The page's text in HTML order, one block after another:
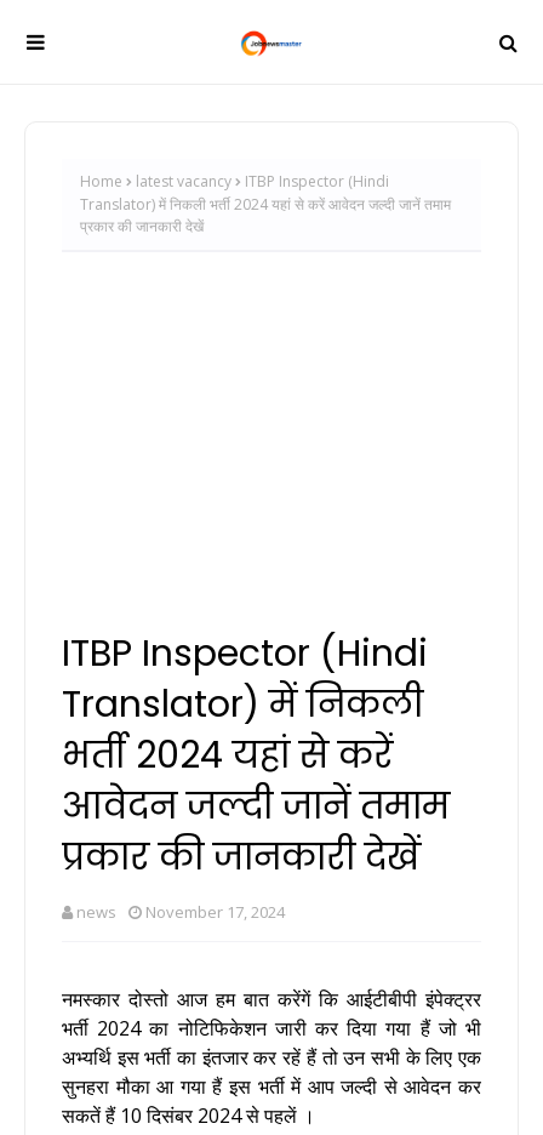
Home latest vacancy
ITBP Inspector (Hindi
Translator) में निकली भर्ती 2024 यहां से करें आवेदन जल्दी जानें तमाम
प्रकार की जानकारी देखें
ITBP Inspector (Hindi
Translator) में निकली
भर्ती 2024 यहां से करें
आवेदन जल्दी जानें तमाम
प्रकार की जानकारी देखें
news November 17, 2024
नमस्कार दोस्तो आज हम बात करेंगें कि आईटीबीपी इंपेक्ट्रर
भर्ती 2024 का नोटिफिकेशन जारी कर दिया गया हैं जो भी
अभ्यर्थि इस भर्ती का इंतजार कर रहें हैं तो उन सभी के लिए एक
सुनहरा मौका आ गया हैं इस भर्ती में आप जल्दी से आवेदन कर
सकतें हैं 10 दिसंबर 2024 से पहलें ।